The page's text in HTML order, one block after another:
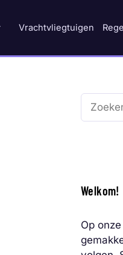
Vrachtvliegtuigen
Zoek
Welkom!
Op